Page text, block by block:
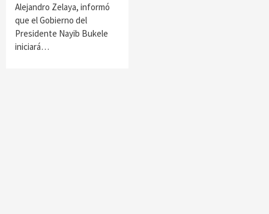
Alejandro Zelaya, informó
que el Gobierno del
Presidente Nayib Bukele
iniciará…